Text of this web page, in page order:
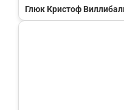
Глюк Кристоф